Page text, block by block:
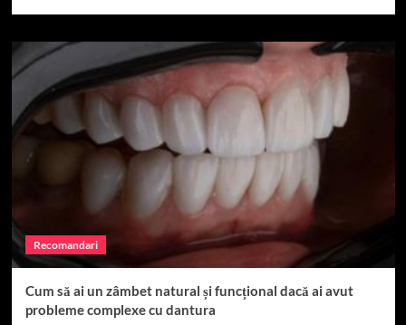
Recomandari
Cum să ai un zâmbet natural și funcțional dacă ai avut
probleme complexe cu dantura